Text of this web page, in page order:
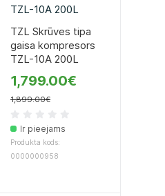
TZL Skrūves tipa
gaisa kompresors
TZL-10A 200L
1,799.00€
1,899.00€
Ir pieejams
Produkta kods:
0000000958